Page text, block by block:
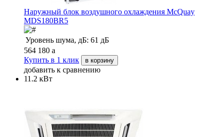
Наружный блок воздушного охлаждения McQuay
MDS180BR5
Уровень шума, дБ: 61 дБ
564 180 a
Купить в 1 клик
в корзину
добавить к сравнению
11.2 кВт